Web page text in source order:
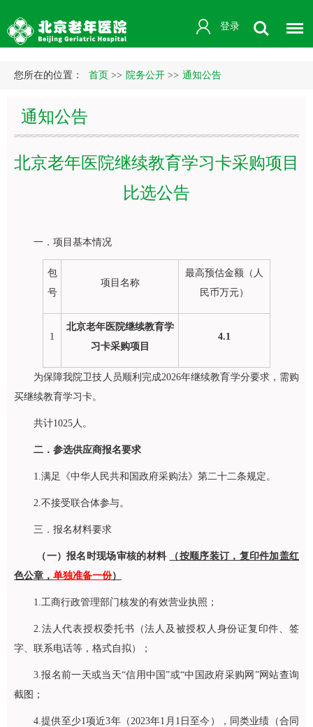
登录
您所在的位置： 首页 >> 院务公开 >> 通知公告
通知公告
北京老年医院继续教育学习卡采购项目
比选公告
一．项目基本情况
包
号
项目名称
最高预估金额（人
民币万元）
1
北京老年医院继续教育学
习卡采购项目
4.1
为保障我院卫技人员顺利完成2026年继续教育学分要求，需购
买继续教育学习卡。
共计1025人。
二．参选供应商报名要求
1.满足《中华人民共和国政府采购法》第二十二条规定。
2.不接受联合体参与。
三．报名材料要求
（一）报名时现场审核的材料
（按顺序装订，复印件加盖红
色公章， 单独准备一份）
1.工商行政管理部门核发的有效营业执照；
2.法人代表授权委托书（法人及被授权人身份证复印件、签
字、联系电话等，格式自拟）；
3.报名前一天或当天“信用中国”或“中国政府采购网”网站查询
截图；
4.提供至少1项近3年（2023年1月1日至今），同类业绩（合同